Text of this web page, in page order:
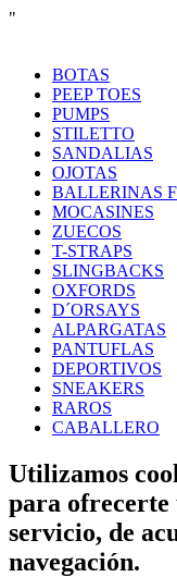
"
BOTAS
PEEP TOES
PUMPS
STILETTO
SANDALIAS
OJOTAS
BALLERINAS
MOCASINES
ZUECOS
T-STRAPS
SLINGBACKS
OXFORDS
D´ORSAYS
ALPARGATAS
PANTUFLAS
DEPORTIVOS
SNEAKERS
RAROS
CABALLERO
Utilizamos
para ofrecerte
servicio, de
navegación.